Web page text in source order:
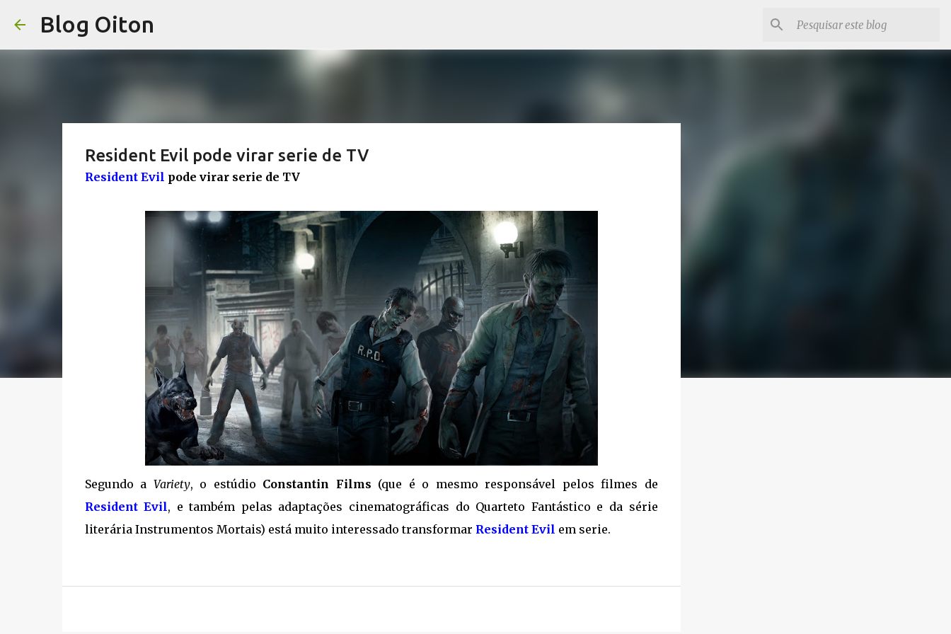
Blog Oiton
Resident Evil pode virar serie de TV
Resident Evil pode virar serie de TV
Segundo a Variety, o estúdio Constantin Films (que é o mesmo responsável pelos filmes de
Resident Evil, e também pelas adaptações cinematográficas do Quarteto Fantástico e da série
literária Instrumentos Mortais) está muito interessado transformar Resident Evil em serie.